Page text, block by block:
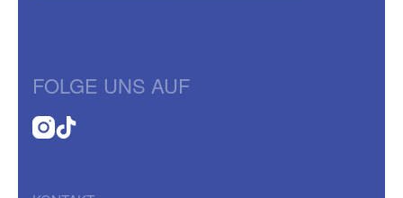
FOLGE UNS AUF